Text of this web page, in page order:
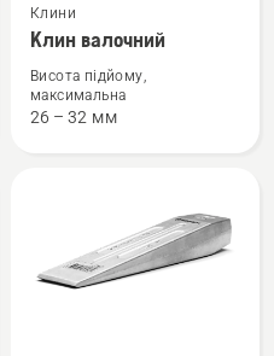
більше
деталей
про
Клин
Клини
Клин валочний
Висота підйому,
максимальна
26 – 32 мм